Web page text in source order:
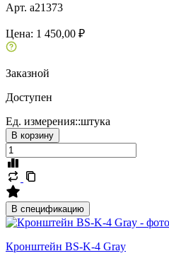
Арт. a21373
Цена: 1 450,00 ₽
Заказной
Доступен
Ед. измерения::штука
В корзину
В спецификацию
Кронштейн BS-K-4 Gray